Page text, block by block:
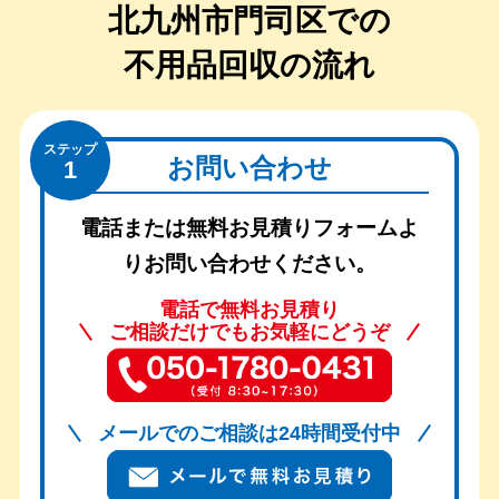
北九州市門司区での
不用品回収の流れ
ステップ
1 お問い合わせ
電話または無料お見積りフォームよ
りお問い合わせください。
電話で無料お見積り
ご相談だけでもお気軽にどうぞ
メールでのご相談は24時間受付中